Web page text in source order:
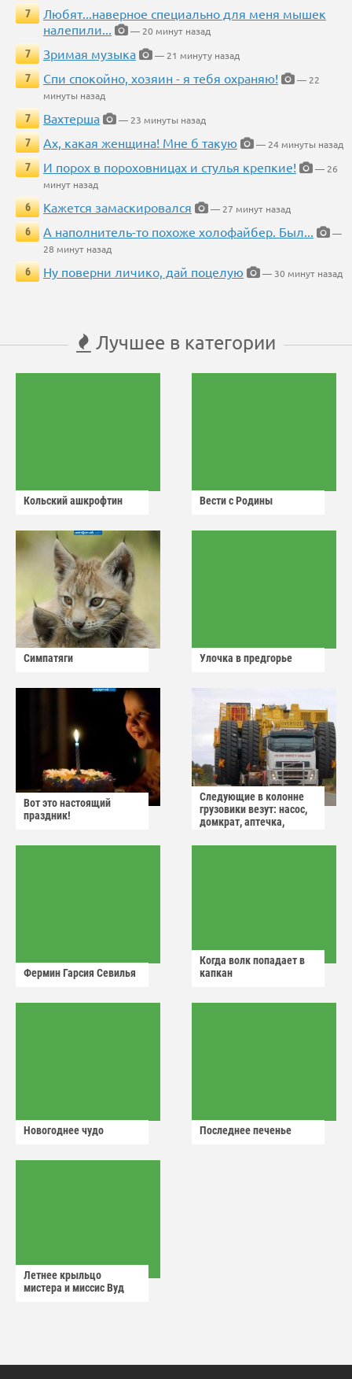
7
Любят...наверное специально для меня мышек
налепили...
— 20 минут назад
7
Зримая музыка
— 21 минуту назад
7
Спи спокойно, хозяин - я тебя охраняю!
— 22
минуты назад
7
Вахтерша
— 23 минуты назад
7
Ах, какая женщина! Мне б такую
— 24 минуты назад
7
И порох в пороховницах и стулья крепкие!
— 26
минут назад
6
Кажется замаскировался
— 27 минут назад
6
А наполнитель-то похоже холофайбер. Был...
—
28 минут назад
6
Ну поверни личико, дай поцелую — 30 минут назад
Лучшее в категории
Кольский ашкрофтин Вести с Родины
Симпатяги Улочка в предгорье
Вот это настоящий
праздник!
Следующие в колонне
грузовики везут: насос,
домкрат, аптечка,
Фермин Гарсия Севилья
Когда волк попадает в
капкан
Новогоднее чудо Последнее печенье
Летнее крыльцо
мистера и миссис Вуд